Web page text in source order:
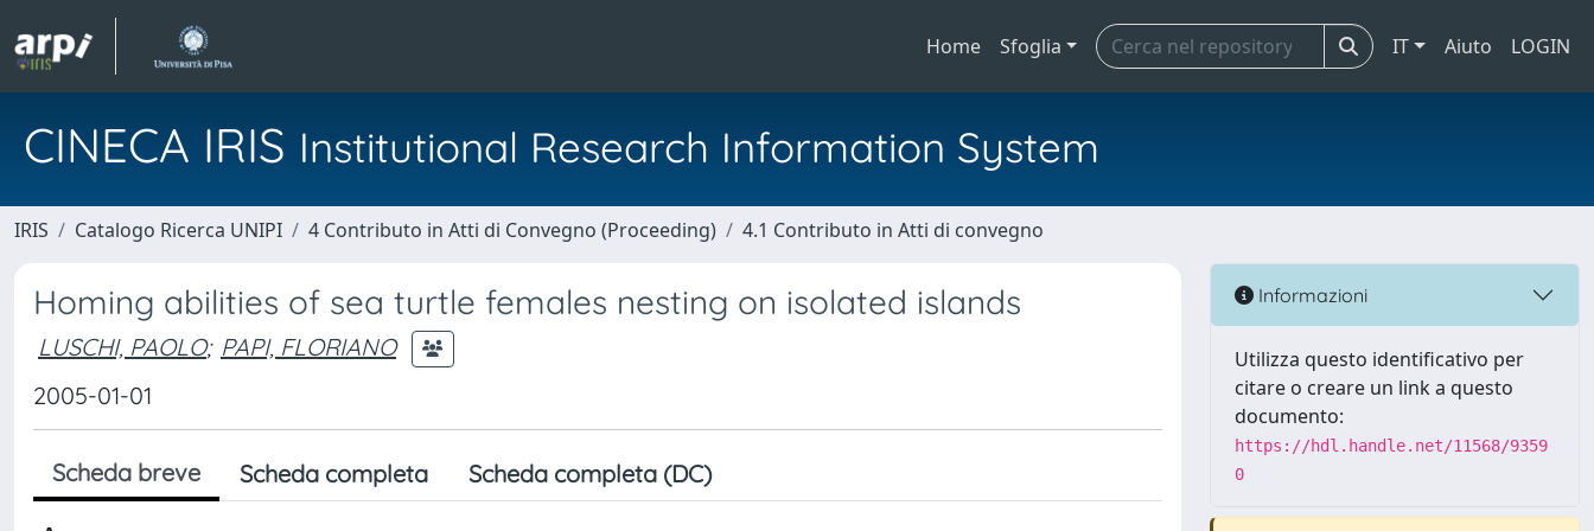
Home Sfoglia IT Aiuto LOGIN
CINECA IRIS Institutional Research Information System
IRIS Catalogo Ricerca UNIPI 4 Contributo in Atti di Convegno (Proceeding) 4.1 Contributo in Atti di convegno
Homing abilities of sea turtle females nesting on isolated islands
LUSCHI, PAOLO; PAPI, FLORIANO
2005-01-01
Scheda breve Scheda completa Scheda completa (DC)
Informazioni
Utilizza questo identificativo per
citare o creare un link a questo
documento:
https://hdl.handle.net/11568/9359
0